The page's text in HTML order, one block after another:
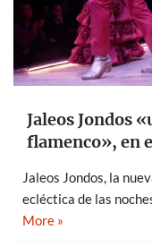
Jaleos Jondos
flamenco», en
Jaleos Jondos, la
ecléctica de las
More »